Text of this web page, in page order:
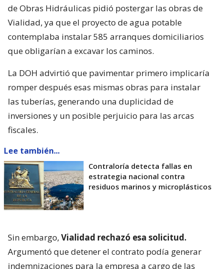
de Obras Hidráulicas pidió postergar las obras de
Vialidad, ya que el proyecto de agua potable
contemplaba instalar 585 arranques domiciliarios
que obligarían a excavar los caminos.
La DOH advirtió que pavimentar primero implicaría
romper después esas mismas obras para instalar
las tuberías, generando una duplicidad de
inversiones y un posible perjuicio para las arcas
fiscales.
Lee también...
Contraloría detecta fallas en
estrategia nacional contra
residuos marinos y microplásticos
Sin embargo, Vialidad rechazó esa solicitud.
Argumentó que detener el contrato podía generar
indemnizaciones para la empresa a cargo de las